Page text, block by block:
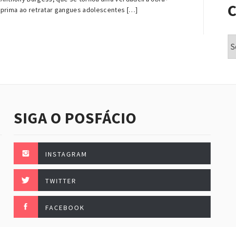
prima ao retratar gangues adolescentes […]
SIGA O POSFÁCIO
INSTAGRAM
TWITTER
FACEBOOK